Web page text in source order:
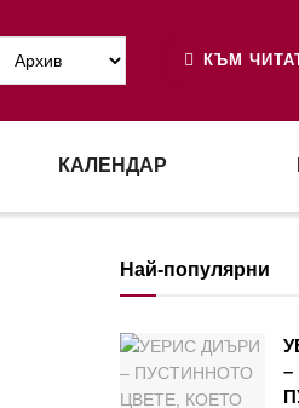
КЪМ
КАЛЕНДАР
Най-популярни
–